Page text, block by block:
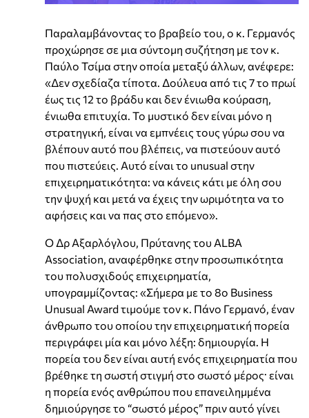
Παραλαμβάνοντας το βραβείο του, ο κ. Γερμανός
προχώρησε σε μια σύντομη συζήτηση με τον κ.
Παύλο Τσίμα στην οποία μεταξύ άλλων, ανέφερε:
«Δεν σχεδίαζα τίποτα. Δούλευα από τις 7 το πρωί
έως τις 12 το βράδυ και δεν ένιωθα κούραση,
ένιωθα επιτυχία. Το μυστικό δεν είναι μόνο η
στρατηγική, είναι να εμπνέεις τους γύρω σου να
βλέπουν αυτό που βλέπεις, να πιστεύουν αυτό
που πιστεύεις. Αυτό είναι το unusual στην
επιχειρηματικότητα: να κάνεις κάτι με όλη σου
την ψυχή και μετά να έχεις την ωριμότητα να το
αφήσεις και να πας στο επόμενο».
Ο Δρ Αξαρλόγλου, Πρύτανης του ALBA
Association, αναφέρθηκε στην προσωπικότητα
του πολυσχιδούς επιχειρηματία,
υπογραμμίζοντας: «Σήμερα με το 8ο Business
Unusual Award τιμούμε τον κ. Πάνο Γερμανό, έναν
άνθρωπο του οποίου την επιχειρηματική πορεία
περιγράφει μία και μόνο λέξη: δημιουργία. Η
πορεία του δεν είναι αυτή ενός επιχειρηματία που
βρέθηκε τη σωστή στιγμή στο σωστό μέρος· είναι
η πορεία ενός ανθρώπου που επανειλημμένα
δημιούργησε το “σωστό μέρος” πριν αυτό γίνει